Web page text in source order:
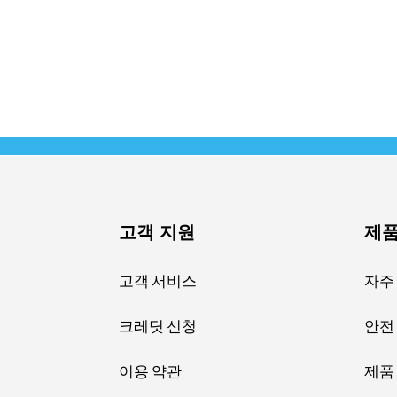
고객 지원
고객 서비스
크레딧 신청
이용 약관
제
자
안
제